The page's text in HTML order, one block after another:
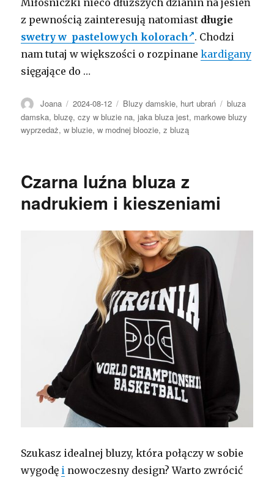
z pewnością zainteresują natomiast długie
swetry w pastelowych kolorach
. Chodzi
nam tutaj w większości o rozpinanekardigany
sięgające do …
Autor
Joana Opublikowano
2024-08-12 Kategorie
Bluzy damskie, hurt ubrań Tagi
bluza
damska,bluzę,czy w bluzie na,jaka bluza jest, markowe bluzy
wyprzedaż,w bluzie,w modnej bloozie,z bluzą
Czarna luźna bluza z
nadrukiem i kieszeniami
Szukasz idealnej bluzy, która połączy w sobie
wygodę i nowoczesny design? Warto zwrócić